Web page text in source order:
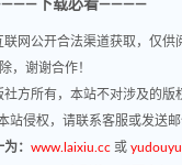
下载必看————
联网公开合法渠道获取，仅供
，谢谢合作！
社方所有，本站不对涉及的版
站侵权，请联系客服或发送邮
： www.laixiu.cc 或